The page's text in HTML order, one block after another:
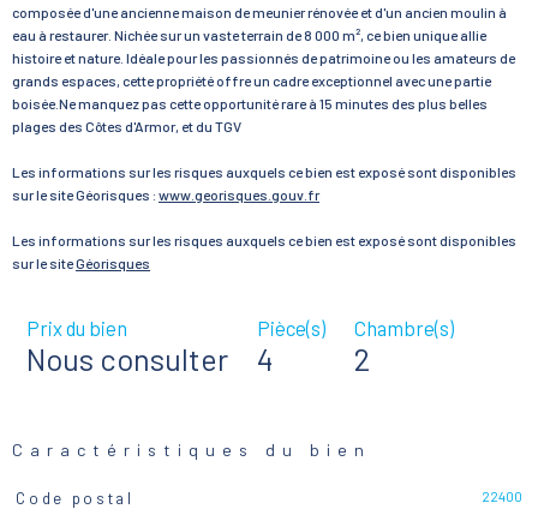
composée d'une ancienne maison de meunier rénovée et d'un ancien moulin à
eau à restaurer. Nichée sur un vaste terrain de 8 000 m², ce bien unique allie
histoire et nature. Idéale pour les passionnés de patrimoine ou les amateurs de
grands espaces, cette propriété offre un cadre exceptionnel avec une partie
boisée.Ne manquez pas cette opportunité rare à 15 minutes des plus belles
plages des Côtes d'Armor, et du TGV
Les informations sur les risques auxquels ce bien est exposé sont disponibles
sur le site Géorisques : www.georisques.gouv.fr
Les informations sur les risques auxquels ce bien est exposé sont disponibles
sur le siteGéorisques
Prix du bien
Nous consulter
Pièce(s)
4
Chambre(s)
2
Caractéristiques du bien
Caractéristiques
Code postal 22400